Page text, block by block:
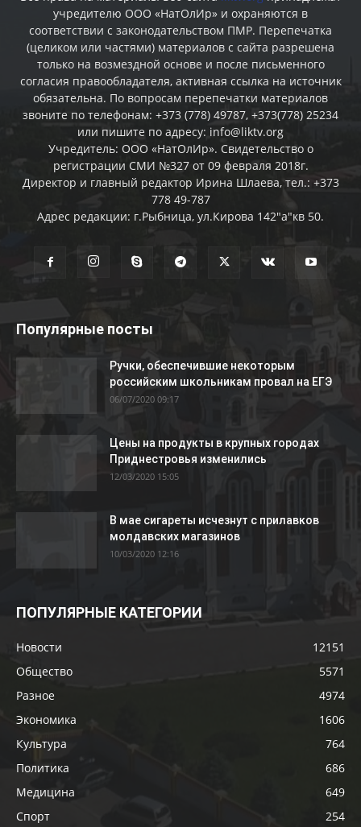
учредителю ООО «НатОлИр» и охраняются в
соответствии с законодательством ПМР. Перепечатка
(целиком или частями) материалов c сайта разрешена
только на возмездной основе и после письменного
согласия правообладателя, активная ссылка на источник
обязательна. По вопросам перепечатки материалов
звоните по телефонам: +373 (778) 49787, +373(778) 25234
или пишите по адресу: info@liktv.org
Учредитель: ООО «НатОлИр». Свидетельство о
регистрации СМИ №327 от 09 февраля 2018г.
Директор и главный редактор Ирина Шлаева, тел.: +373
778 49-787
Адрес редакции: г.Рыбница, ул.Кирова 142"а"кв 50.
Популярные посты
Ручки, обеспечившие некоторым
российским школьникам провал на ЕГЭ
06/07/2020 09:17
Цены на продукты в крупных городах
Приднестровья изменились
12/03/2020 15:05
В мае сигареты исчезнут с прилавков
молдавских магазинов
10/03/2020 12:16
ПОПУЛЯРНЫЕ КАТЕГОРИИ
Новости
12151
Общество
5571
Разное
4974
Экономика
1606
Культура
764
Политика
686
Медицина
649
Спорт
254